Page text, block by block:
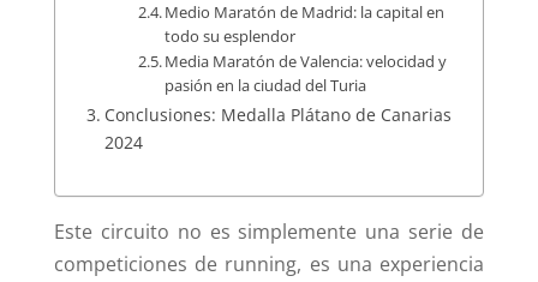
Medio Maratón de Madrid: la capital en
todo su esplendor
Media Maratón de Valencia: velocidad y
pasión en la ciudad del Turia
Conclusiones: Medalla Plátano de Canarias
2024
Este circuito no es simplemente una serie de
competiciones de running, es una experiencia